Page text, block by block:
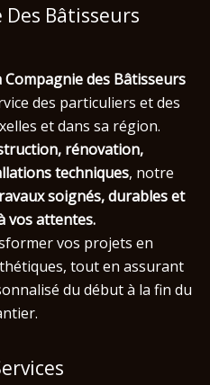
Des Bâtisseurs
Compagnie des Bâtisseurs
des particuliers et des
et dans sa région.
rénovation,
techniques, notre
soignés, durables et
vos attentes.
vos projets en
tout en assurant
du début à la fin du